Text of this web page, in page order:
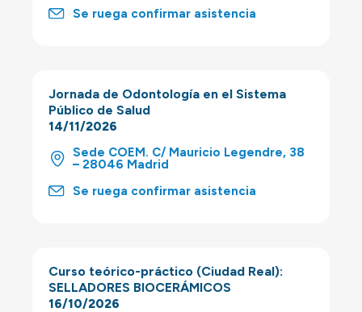
Se ruega confirmar asistencia
Jornada de Odontología en el Sistema
Público de Salud
14/11/2026
Sede COEM. C/ Mauricio Legendre, 38
– 28046 Madrid
Se ruega confirmar asistencia
Curso teórico-práctico (Ciudad Real):
SELLADORES BIOCERÁMICOS
16/10/2026